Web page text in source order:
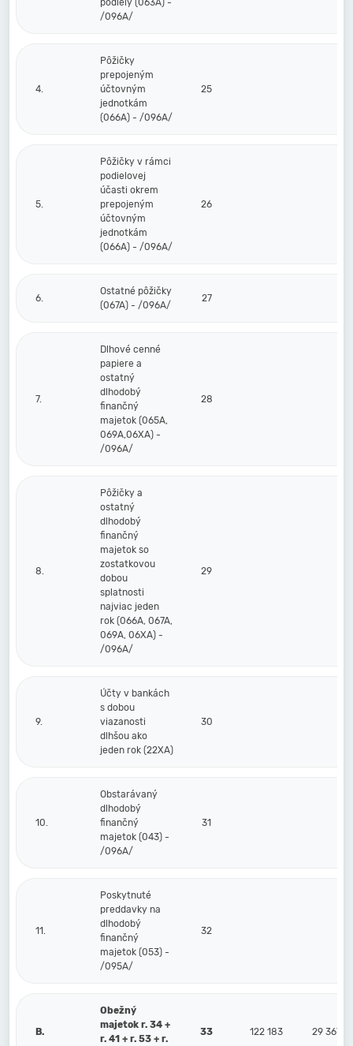
podiely (063A) -
/096A/
4.
Pôžičky
prepojeným
účtovným
jednotkám
(066A) - /096A/
25
5.
Pôžičky v rámci
podielovej
účasti okrem
prepojeným
účtovným
jednotkám
(066A) - /096A/
26
6.
Ostatné pôžičky
(067A) - /096A/
27
7.
Dlhové cenné
papiere a
ostatný
dlhodobý
finančný
majetok (065A,
069A,06XA) -
/096A/
28
8.
Pôžičky a
ostatný
dlhodobý
finančný
majetok so
zostatkovou
dobou
splatnosti
najviac jeden
rok (066A, 067A,
069A, 06XA) -
/096A/
29
9.
Účty v bankách
s dobou
viazanosti
dlhšou ako
jeden rok (22XA)
30
10.
Obstarávaný
dlhodobý
finančný
majetok (043) -
/096A/
31
11.
Poskytnuté
preddavky na
dlhodobý
finančný
majetok (053) -
/095A/
32
B.
Obežný
majetok r. 34 +
r. 41 + r. 53 + r.
33 122 183 29 367